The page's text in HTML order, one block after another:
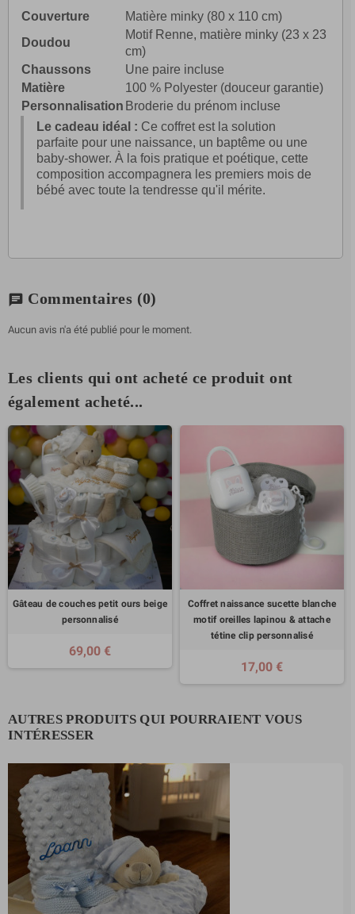
Couverture
Matière minky (80 x 110 cm)
Doudou
Motif Renne, matière minky (23 x 23
cm)
Chaussons
Une paire incluse
Matière
100 % Polyester (douceur garantie)
Personnalisation Broderie du prénom incluse
Le cadeau idéal : Ce coffret est la solution
parfaite pour une naissance, un baptême ou une
baby-shower. À la fois pratique et poétique, cette
composition accompagnera les premiers mois de
bébé avec toute la tendresse qu'il mérite.
chat Commentaires (0)
Aucun avis n'a été publié pour le moment.
Les clients qui ont acheté ce produit ont
également acheté...
Gâteau de couches petit ours beige
personnalisé
69,00 €
Coffret naissance sucette blanche
motif oreilles lapinou & attache
tétine clip personnalisé
17,00 €
AUTRES PRODUITS QUI POURRAIENT VOUS
INTÉRESSER